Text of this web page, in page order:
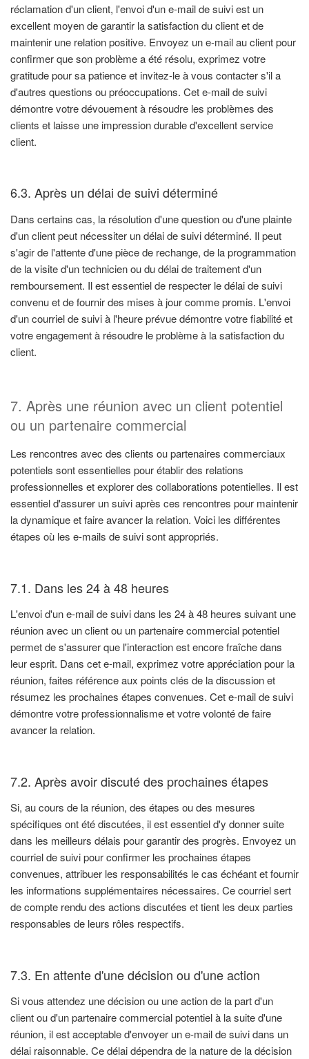
réclamation d'un client, l'envoi d'un e-mail de suivi est un
excellent moyen de garantir la satisfaction du client et de
maintenir une relation positive. Envoyez un e-mail au client pour
confirmer que son problème a été résolu, exprimez votre
gratitude pour sa patience et invitez-le à vous contacter s'il a
d'autres questions ou préoccupations. Cet e-mail de suivi
démontre votre dévouement à résoudre les problèmes des
clients et laisse une impression durable d'excellent service
client.
6.3. Après un délai de suivi déterminé
Dans certains cas, la résolution d'une question ou d'une plainte
d'un client peut nécessiter un délai de suivi déterminé. Il peut
s'agir de l'attente d'une pièce de rechange, de la programmation
de la visite d'un technicien ou du délai de traitement d'un
remboursement. Il est essentiel de respecter le délai de suivi
convenu et de fournir des mises à jour comme promis. L'envoi
d'un courriel de suivi à l'heure prévue démontre votre fiabilité et
votre engagement à résoudre le problème à la satisfaction du
client.
7. Après une réunion avec un client potentiel
ou un partenaire commercial
Les rencontres avec des clients ou partenaires commerciaux
potentiels sont essentielles pour établir des relations
professionnelles et explorer des collaborations potentielles. Il est
essentiel d'assurer un suivi après ces rencontres pour maintenir
la dynamique et faire avancer la relation. Voici les différentes
étapes où les e-mails de suivi sont appropriés.
7.1. Dans les 24 à 48 heures
L'envoi d'un e-mail de suivi dans les 24 à 48 heures suivant une
réunion avec un client ou un partenaire commercial potentiel
permet de s'assurer que l'interaction est encore fraîche dans
leur esprit. Dans cet e-mail, exprimez votre appréciation pour la
réunion, faites référence aux points clés de la discussion et
résumez les prochaines étapes convenues. Cet e-mail de suivi
démontre votre professionnalisme et votre volonté de faire
avancer la relation.
7.2. Après avoir discuté des prochaines étapes
Si, au cours de la réunion, des étapes ou des mesures
spécifiques ont été discutées, il est essentiel d'y donner suite
dans les meilleurs délais pour garantir des progrès. Envoyez un
courriel de suivi pour confirmer les prochaines étapes
convenues, attribuer les responsabilités le cas échéant et fournir
les informations supplémentaires nécessaires. Ce courriel sert
de compte rendu des actions discutées et tient les deux parties
responsables de leurs rôles respectifs.
7.3. En attente d'une décision ou d'une action
Si vous attendez une décision ou une action de la part d'un
client ou d'un partenaire commercial potentiel à la suite d'une
réunion, il est acceptable d'envoyer un e-mail de suivi dans un
délai raisonnable. Ce délai dépendra de la nature de la décision